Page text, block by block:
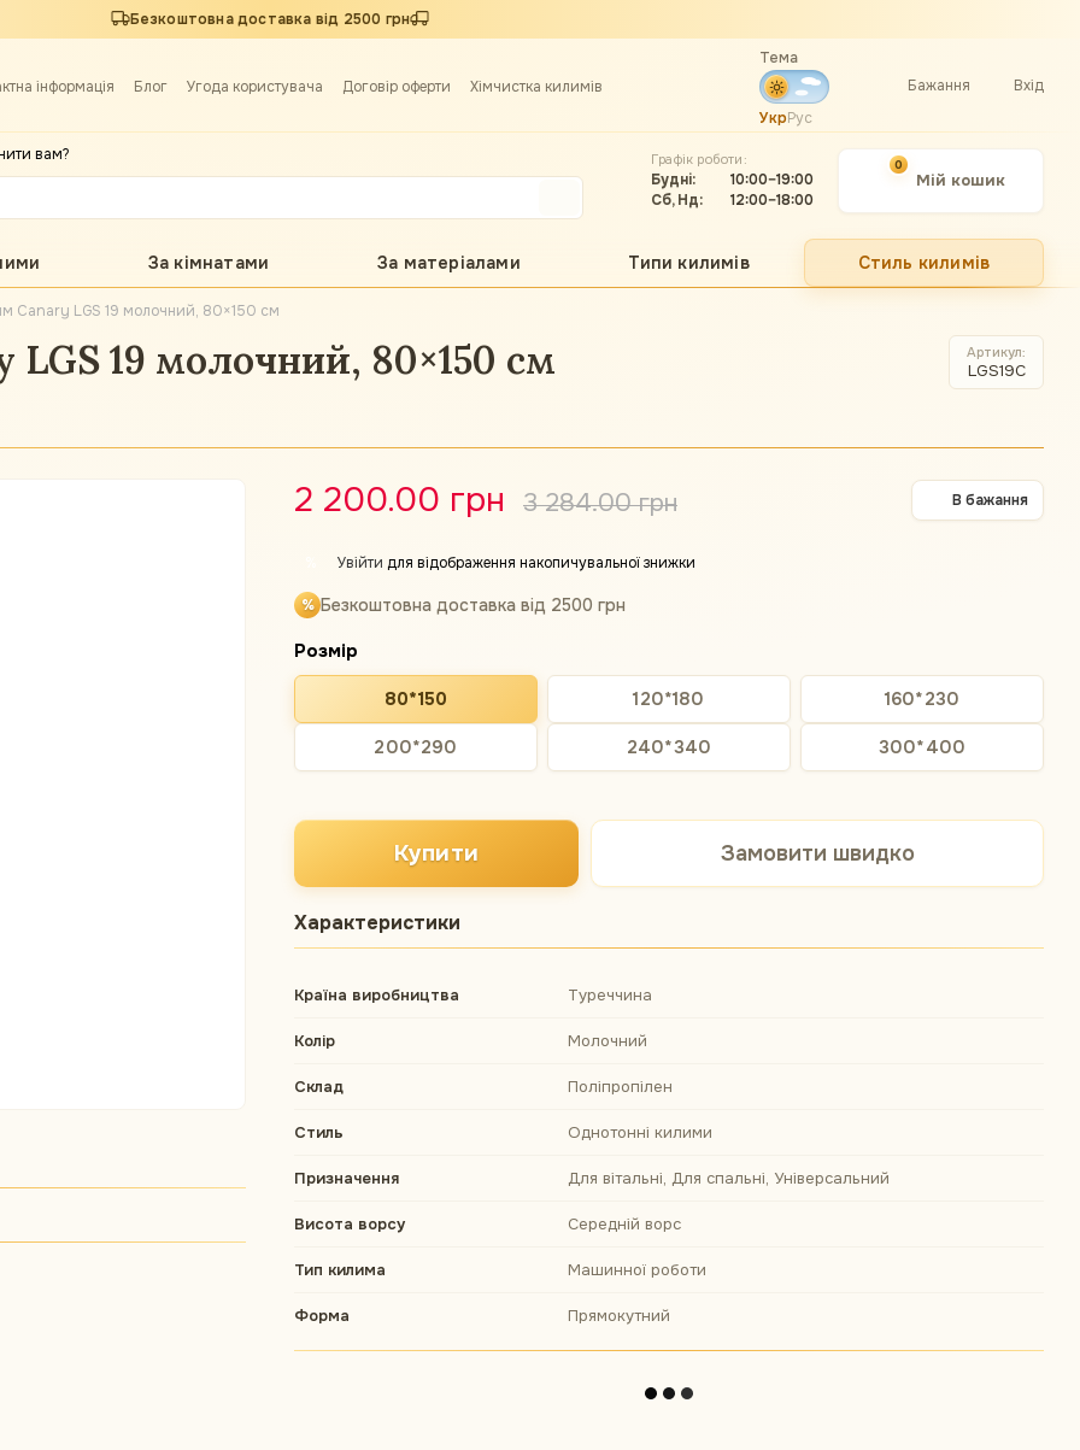
Безкоштовна доставка від 2500 грн
інформація Блог Угода користувача Договір оферти Хімчистка килимів
Тема
УкрРус
Бажання Вхід
вам? Графік роботи:
Будні:
10:00–19:00
Сб, Нд:
12:00–18:00
0
Мій кошик
За кімнатами За матеріалами Типи килимів Стиль килимів
Canary LGS 19 молочний, 80×150 см
19 молочний, 80×150 см Артикул
LGS19C
2 200.00 грн 3 284.00 грн В бажання
Увійти для відображення накопичувальної знижки
Безкоштовна доставка від 2500 грн
Розмір
80*150
120*180
160*230
200*290
240*340 300*400
Купити Замовити швидко
Характеристики
Країна виробництва Туреччина
Колір Молочний
Склад Поліпропілен
Стиль Однотонні килими
Призначення Для вітальні, Для спальні, Універсальний
Висота ворсу Середній ворс
Тип килима Машинної роботи
Форма Прямокутний